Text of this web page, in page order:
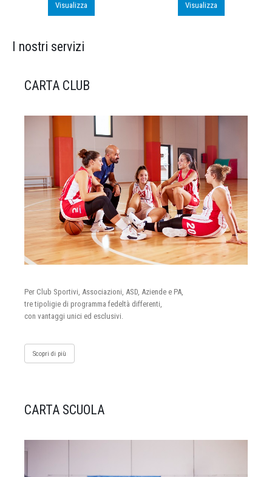
Visualizza Visualizza
I nostri servizi
CARTA CLUB
Per Club Sportivi, Associazioni, ASD, Aziende e PA,
tre tipoligie di programma fedeltà differenti,
con vantaggi unici ed esclusivi.
Scopri di più
CARTA SCUOLA